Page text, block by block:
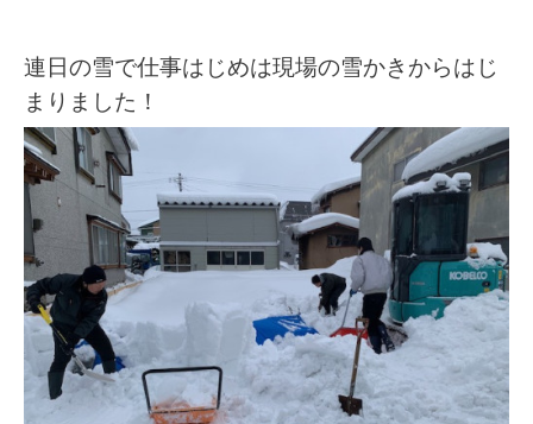
連日の雪で仕事はじめは現場の雪かきからはじ
まりました！